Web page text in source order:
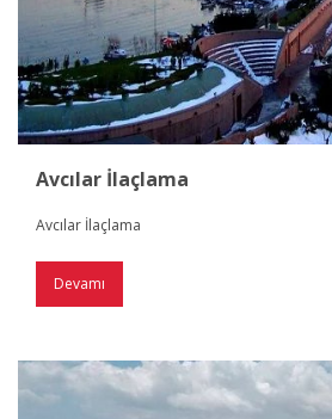
Avcılar İlaçlama
Avcılar İlaçlama
Devamı